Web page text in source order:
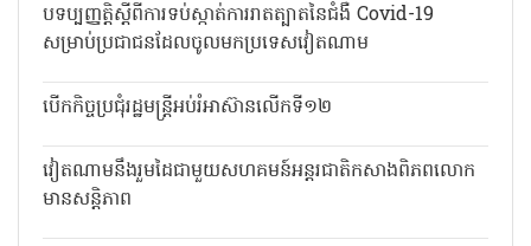
បទប្បញ្ញត្តិស្តីពីការទប់ស្កាត់ការរាតត្បាតនៃជំងឺ Covid-19
សម្រាប់ប្រជាជនដែលចូលមកប្រទេសវៀតណាម
បើកកិច្ចប្រជុំរដ្ឋមន្ត្រីអប់រំអាស៊ានលើកទី១២
វៀតណាមនឹងរួមដៃជាមួយសហគមន៍អន្តរជាតិកសាងពិភពលោក
មានសន្តិភាព